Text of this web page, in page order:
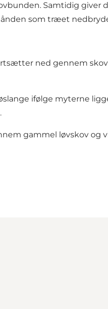
Samtidig giver
som træet
ned gennem
ifølge myterne
gammel løvskov og